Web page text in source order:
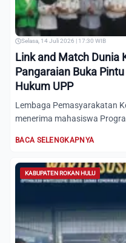
Selasa, 14 Juli 2026 | 17:30 WIB
Link and Match Dunia
Pangaraian Buka
Hukum UPP
Lembaga Pemasyarakatan
menerima mahasiswa
BACA SELENGKAPNYA
KABUPATEN ROKAN HULU